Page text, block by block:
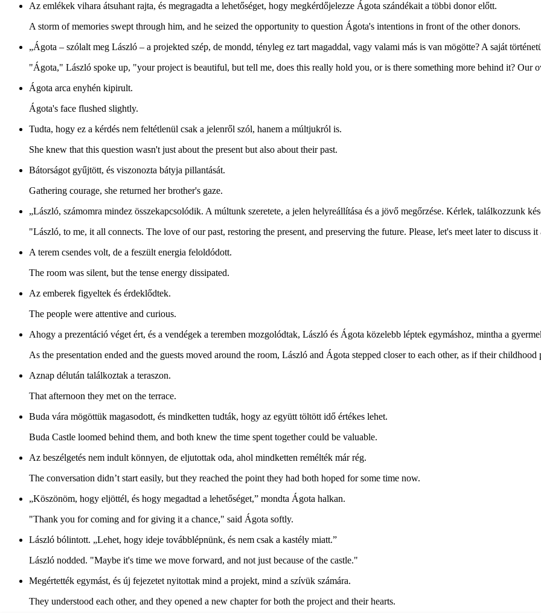
Az emlékek vihara átsuhant rajta, és megragadta a lehetőséget, hogy megkérdőjelezze Ágota szándékait a többi donor előtt.
A storm of memories swept through him, and he seized the opportunity to question Ágota's intentions in front of the other donors.
„Ágota – szólalt meg László – a projekted szép, de mondd, tényleg ez tart magaddal, vagy valami más is van mögötte? A saját
"Ágota," László spoke up, "your project is beautiful, but tell me, does this really hold you, or is there something more behind it? Our
Ágota arca enyhén kipirult.
Ágota's face flushed slightly.
Tudta, hogy ez a kérdés nem feltétlenül csak a jelenről szól, hanem a múltjukról is.
She knew that this question wasn't just about the present but also about their past.
Bátorságot gyűjtött, és viszonozta bátyja pillantását.
Gathering courage, she returned her brother's gaze.
„László, számomra mindez összekapcsolódik. A múltunk szeretete, a jelen helyreállítása és a jövő megőrzése. Kérlek, találkozzunk
"László, to me, it all connects. The love of our past, restoring the present, and preserving the future. Please, let's meet later to discuss
A terem csendes volt, de a feszült energia feloldódott.
The room was silent, but the tense energy dissipated.
Az emberek figyeltek és érdeklődtek.
The people were attentive and curious.
Ahogy a prezentáció véget ért, és a vendégek a teremben mozgolódtak, László és Ágota közelebb léptek egymáshoz, mintha a
As the presentation ended and the guests moved around the room, László and Ágota stepped closer to each other, as if their
Aznap délután találkoztak a teraszon.
That afternoon they met on the terrace.
Buda vára mögöttük magasodott, és mindketten tudták, hogy az együtt töltött idő értékes lehet.
Buda Castle loomed behind them, and both knew the time spent together could be valuable.
Az beszélgetés nem indult könnyen, de eljutottak oda, ahol mindketten remélték már rég.
The conversation didn’t start easily, but they reached the point they had both hoped for some time now.
„Köszönöm, hogy eljöttél, és hogy megadtad a lehetőséget,” mondta Ágota halkan.
"Thank you for coming and for giving it a chance," said Ágota softly.
László bólintott. „Lehet, hogy ideje továbblépnünk, és nem csak a kastély miatt.”
László nodded. "Maybe it's time we move forward, and not just because of the castle."
Megértették egymást, és új fejezetet nyitottak mind a projekt, mind a szívük számára.
They understood each other, and they opened a new chapter for both the project and their hearts.